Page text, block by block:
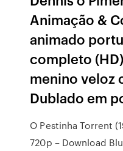
Animação &
animado
completo
menino veloz
Dublado em
O Pestinha Torrent
720p – Download